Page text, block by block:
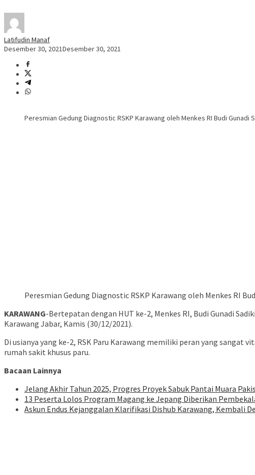
Latifudin Manaf
Desember 30, 2021Desember 30, 2021
Peresmian Gedung Diagnostic RSKP Karawang oleh Menkes RI Budi Gunadi
Peresmian Gedung Diagnostic RSKP Karawang oleh Menkes RI
KARAWANG-Bertepatan dengan HUT ke-2, Menkes RI, Budi Gunadi
Karawang Jabar, Kamis (30/12/2021).
Di usianya yang ke-2, RSK Paru Karawang memiliki peran yang sangat
rumah sakit khusus paru.
Bacaan Lainnya
Jelang Akhir Tahun 2025, Progres Proyek Sabuk Pantai Muara
13 Peserta Lolos Program Magang ke Jepang Diberikan
Askun Endus Kejanggalan Klarifikasi Dishub Karawang, Kembali